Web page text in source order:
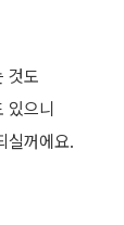
것도
있으니
실꺼에요.